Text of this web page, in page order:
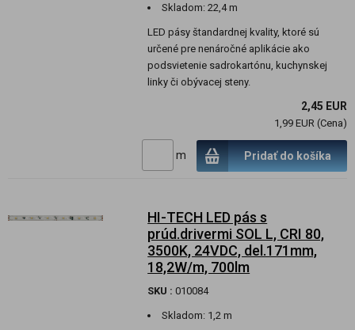
Skladom:22,4 m
LED pásy štandardnej kvality, ktoré sú
určené pre nenáročné aplikácie ako
podsvietenie sadrokartónu, kuchynskej
linky či obývacej steny.
2,45 EUR
1,99 EUR (Cena)
m Pridať do košíka
HI-TECH LED pás s
prúd.drivermi SOL L, CRI 80,
3500K, 24VDC, del.171mm,
18,2W/m, 700lm
SKU : 010084
Skladom: 1,2 m